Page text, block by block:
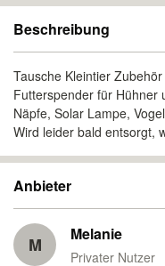
Beschreibung
Tausche Kleintier
Futterspender für Hühner
Näpfe, Solar Lampe,
Wird leider bald entsorgt,
Anbieter
M Melanie
Privater Nutzer